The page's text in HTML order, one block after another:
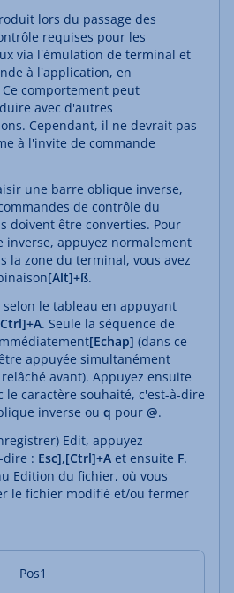
lors du passage des
requises pour les
via l'émulation de terminal et
à l'application, en
Ce comportement peut
avec d'autres
Cependant, il ne devrait pas
à l'invite de commande
une barre oblique inverse,
de contrôle du
doivent être converties. Pour
inverse, appuyez normalement
la zone du terminal, vous avez
[Alt]+ß.
le tableau en appuyant
. Seule la séquence de
[Echap] (dans ce
appuyée simultanément
avant). Appuyez ensuite
le caractère souhaité, c'est-à-dire
inverse ou q pour @.
Edit, appuyez
dire : Esc],[Ctrl]+A et ensuite F.
Edition du fichier, où vous
le fichier modifié et/ou fermer
Pos1